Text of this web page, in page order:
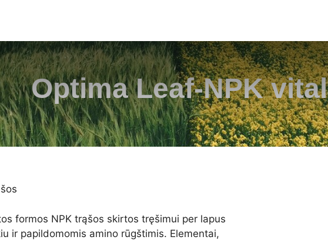
Optima Leaf-NPK vital
formos NPK trąšos skirtos tręšimui per lapus
ir papildomomis amino rūgštimis. Elementai,